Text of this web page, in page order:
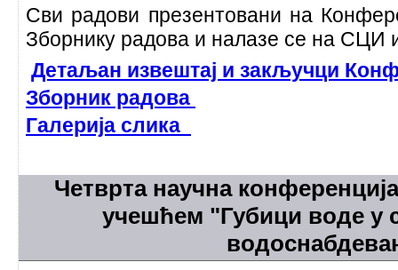
Сви радови презентовани на
Зборнику радова и налазе се на СЦИ
Детаљан извештај и закључци
Зборник радова
Галерија слика
Четврта научна
учешћем "Губици воде у